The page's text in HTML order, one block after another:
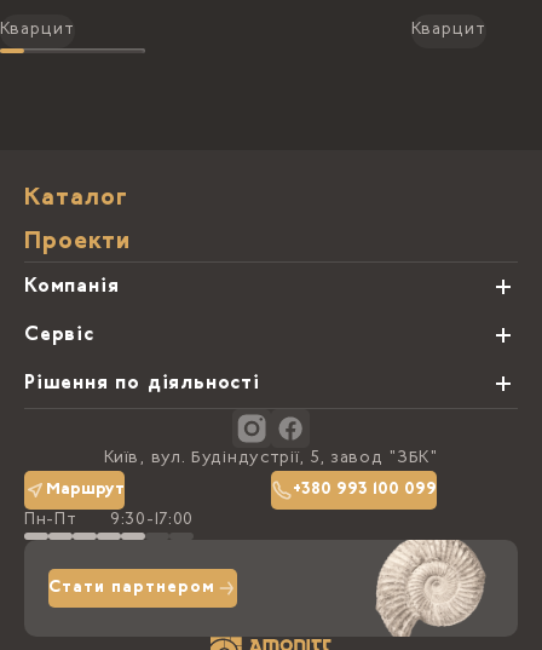
Кварцит Кварцит
Каталог
Проекти
Компанія
Про нас
Блог
Політика конфіденційності
Доставка та оплата
Сервіс
Види обробки каменю
Рішення по діяльності
Київ, вул. Будіндустрії, 5, завод "ЗБК"
Маршрут
+380 993 100 099
Пн-Пт
9:30-17:00
Стати партнером